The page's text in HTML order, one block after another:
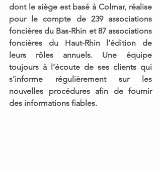
dont le siège est basé à Colmar, réalise
pour le compte de 239 associations
foncières du Bas-Rhin et 87 associations
foncières du Haut-Rhin l’édition de
leurs rôles annuels. Une équipe
toujours à l’écoute de ses clients qui
s’informe régulièrement sur les
nouvelles procédures afin de fournir
des informations fiables.